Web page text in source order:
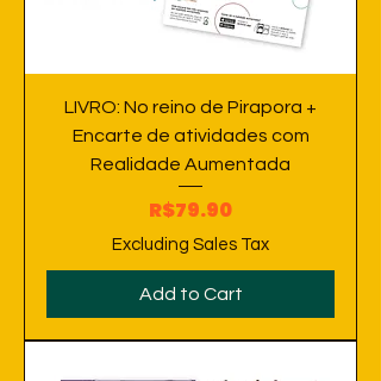
LIVRO: No reino de Pirapora +
Encarte de atividades com
Realidade Aumentada
Price
R$79.90
Excluding Sales Tax
Add to Cart